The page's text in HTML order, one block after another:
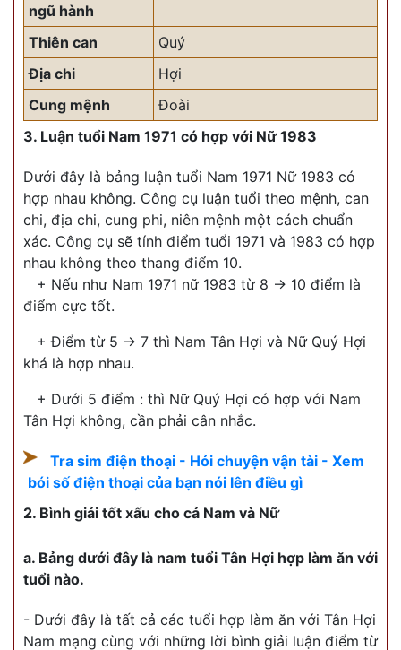
ngũ hành
Thiên can
Quý
Địa chi
Hợi
Cung mệnh
Đoài
3. Luận tuổi Nam 1971 có hợp với Nữ 1983
Dưới đây là bảng luận tuổi Nam 1971 Nữ 1983 có
hợp nhau không. Công cụ luận tuổi theo mệnh, can
chi, địa chi, cung phi, niên mệnh một cách chuẩn
xác. Công cụ sẽ tính điểm tuổi 1971 và 1983 có hợp
nhau không theo thang điểm 10.
+ Nếu như Nam 1971 nữ 1983 từ 8 -> 10 điểm là
điểm cực tốt.
+ Điểm từ 5 -> 7 thì Nam Tân Hợi và Nữ Quý Hợi
khá là hợp nhau.
+ Dưới 5 điểm : thì Nữ Quý Hợi có hợp với Nam
Tân Hợi không, cần phải cân nhắc.
Tra sim điện thoại - Hỏi chuyện vận tài - Xem
bói số điện thoại của bạn nói lên điều gì
2. Bình giải tốt xấu cho cả Nam và Nữ
a. Bảng dưới đây là nam tuổi Tân Hợi hợp làm ăn với
tuổi nào.
- Dưới đây là tất cả các tuổi hợp làm ăn với Tân Hợi
Nam mạng cùng với những lời bình giải luận điểm từ